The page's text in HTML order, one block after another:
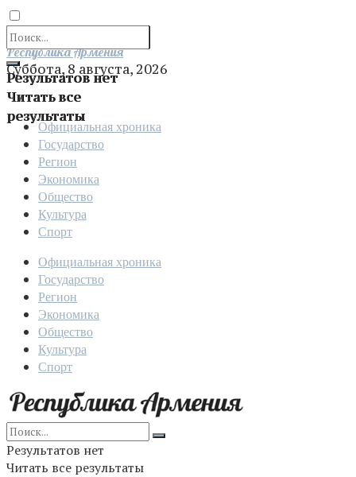
Результатов нет
Читать все
результаты
Отправить
Республика Армения
Суббота, 8 августа, 2026
Официальная хроника
Государство
Регион
Экономика
Общество
Культура
Спорт
Официальная хроника
Государство
Регион
Экономика
Общество
Культура
Спорт
Результатов нет
Читать все результаты